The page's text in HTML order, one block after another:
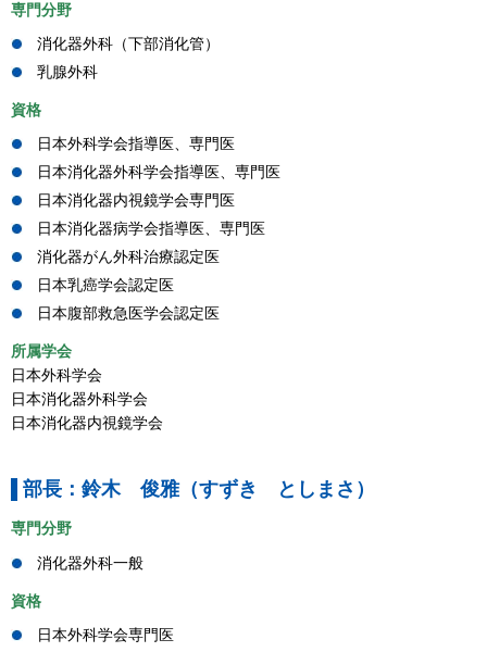
専門分野
消化器外科（下部消化管）
乳腺外科
資格
日本外科学会指導医、専門医
日本消化器外科学会指導医、専門医
日本消化器内視鏡学会専門医
日本消化器病学会指導医、専門医
消化器がん外科治療認定医
日本乳癌学会認定医
日本腹部救急医学会認定医
所属学会
日本外科学会
日本消化器外科学会
日本消化器内視鏡学会
部長：鈴木 俊雅（すずき としまさ）
専門分野
消化器外科一般
資格
日本外科学会専門医